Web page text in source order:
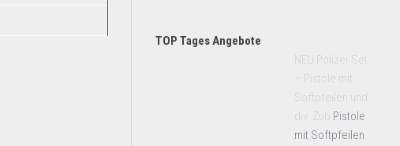
TOP Tages Angebote
NEU Polizei-Set
– Pistole mit
Softpfeilen und
div. Zub Pistole
mit Softpfeilen